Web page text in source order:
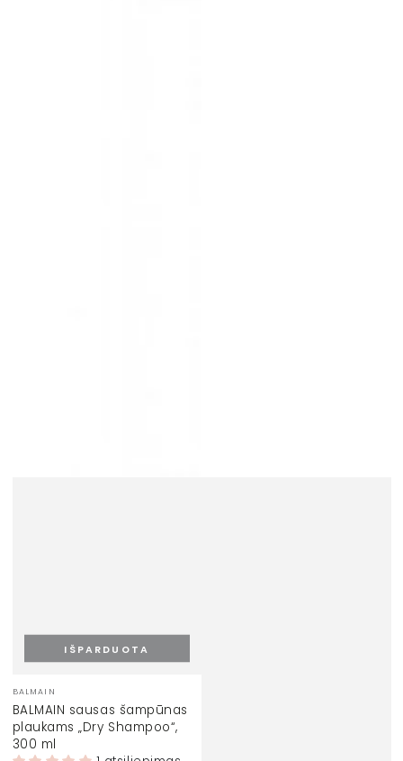
Prekinis
ženklas:
BALMAIN
BALMAIN sausas šampūnas
plaukams „Dry Shampoo“,
300 ml
IŠPARDUOTA